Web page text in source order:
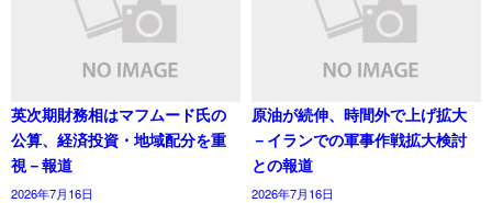
英次期財務相はマフムード氏の
公算、経済投資・地域配分を重
視－報道
2026年7月16日
原油が続伸、時間外で上げ拡大
－イランでの軍事作戦拡大検討
との報道
2026年7月16日